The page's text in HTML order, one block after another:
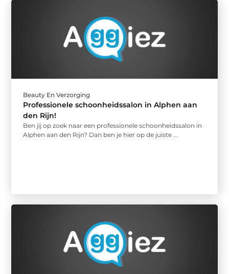
Beauty En Verzorging
Professionele schoonheidssalon in Alphen aan
den Rijn!
Ben jij op zoek naar een professionele schoonheidssalon in
Alphen aan den Rijn? Dan ben je hier op de juiste ...